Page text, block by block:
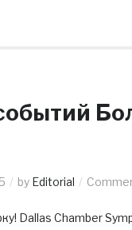
by Editorial
Dallas Chamber